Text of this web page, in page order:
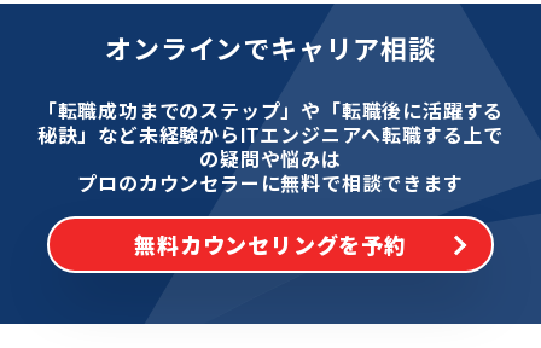
オンラインでキャリア相談
「転職成功までのステップ」や「転職後に活躍する
秘訣」など未経験からITエンジニアへ転職する上で
の疑問や悩みは
プロのカウンセラーに無料で相談できます
無料カウンセリングを予約